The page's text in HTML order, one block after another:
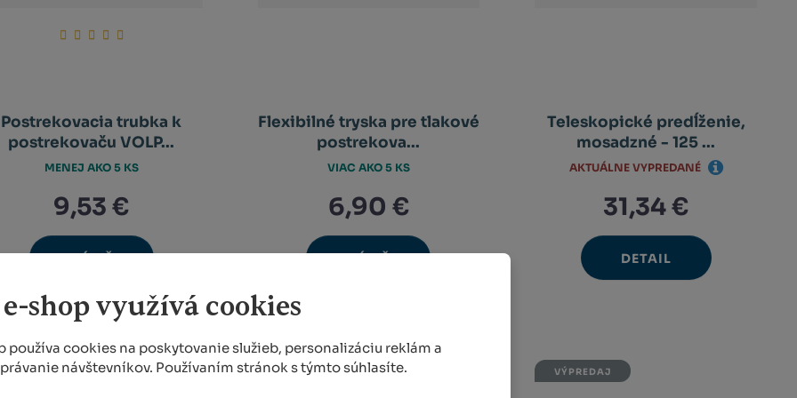
shop využívá cookies
používa cookies na poskytovanie služieb, personalizáciu reklám a
návštevníkov. Používaním stránok s týmto súhlasíte.
Postrekovacia trubka k
postrekovaču VOLP...
9,53 €
množství
MENEJ AKO 5 KS
Flexibilné tryska pre tlakové
postrekova...
6,90 €
VIAC AKO 5 KS
Teleskopické predĺženie,
mosadzné - 125 ...
31,34 €
DETAIL
AKTUÁLNE VYPREDANÉ
VÝPREDAJ